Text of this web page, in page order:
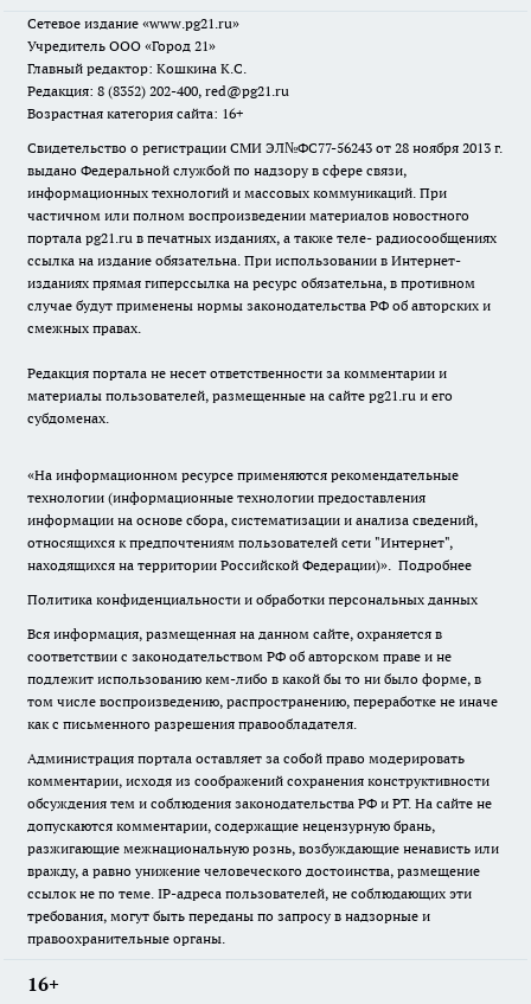
Сетевое издание «www.pg21.ru»
Учредитель ООО «Город 21»
Главный редактор: Кошкина К.С.
Редакция: 8 (8352) 202-400, red@pg21.ru
Возрастная категория сайта: 16+
Свидетельство о регистрации СМИ ЭЛ№ФС77-56243 от 28 ноября 2013 г.
выдано Федеральной службой по надзору в сфере связи,
информационных технологий и массовых коммуникаций. При
частичном или полном воспроизведении материалов новостного
портала pg21.ru в печатных изданиях, а также теле- радиосообщениях
ссылка на издание обязательна. При использовании в Интернет-
изданиях прямая гиперссылка на ресурс обязательна, в противном
случае будут применены нормы законодательства РФ об авторских и
смежных правах.
Редакция портала не несет ответственности за комментарии и
материалы пользователей, размещенные на сайте pg21.ru и его
субдоменах.
«На информационном ресурсе применяются рекомендательные
технологии (информационные технологии предоставления
информации на основе сбора, систематизации и анализа сведений,
относящихся к предпочтениям пользователей сети "Интернет",
находящихся на территории Российской Федерации)». Подробнее
Политика конфиденциальности и обработки персональных данных
Вся информация, размещенная на данном сайте, охраняется в
соответствии с законодательством РФ об авторском праве и не
подлежит использованию кем-либо в какой бы то ни было форме, в
том числе воспроизведению, распространению, переработке не иначе
как с письменного разрешения правообладателя.
Администрация портала оставляет за собой право модерировать
комментарии, исходя из соображений сохранения конструктивности
обсуждения тем и соблюдения законодательства РФ и РТ. На сайте не
допускаются комментарии, содержащие нецензурную брань,
разжигающие межнациональную рознь, возбуждающие ненависть или
вражду, а равно унижение человеческого достоинства, размещение
ссылок не по теме. IP-адреса пользователей, не соблюдающих эти
требования, могут быть переданы по запросу в надзорные и
правоохранительные органы.
16+